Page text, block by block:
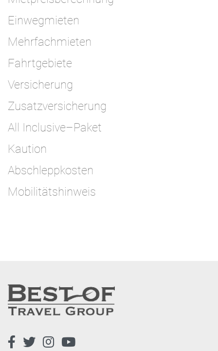
Einwegmieten
Mehrfachmieten
Fahrtgebiete
Versicherung
Zusatzversicherung
All Inclusive–Paket
Kaution
Abschleppkosten
Mobilitätshinweis